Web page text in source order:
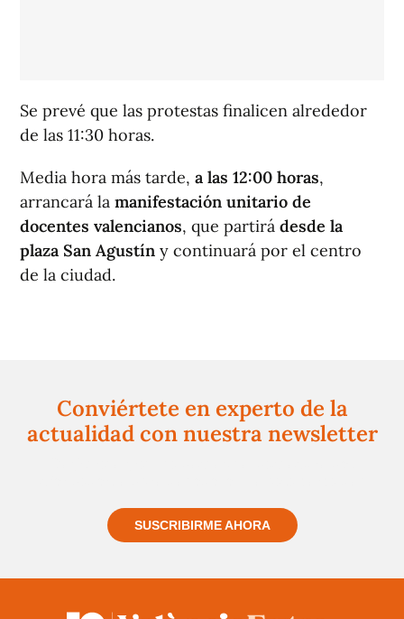
Se prevé que las protestas finalicen alrededor
de las 11:30 horas.
Media hora más tarde, a las 12:00 horas,
arrancará la manifestación unitario de
docentes valencianos, que partirá desde la
plaza San Agustín y continuará por el centro
de la ciudad.
Conviértete en experto de la
actualidad con nuestra newsletter
SUSCRIBIRME AHORA